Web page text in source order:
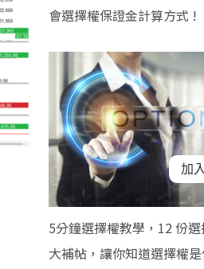
會選擇權保證金計算方式 !
5分鐘選擇權教學，12 份
大補帖，讓你知道選擇權
加